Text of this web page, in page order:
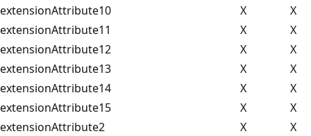
extensionAttribute10
X
X
extensionAttribute11
X
X
extensionAttribute12
X
X
extensionAttribute13
X
X
extensionAttribute14
X
X
extensionAttribute15
X
X
extensionAttribute2
X
X